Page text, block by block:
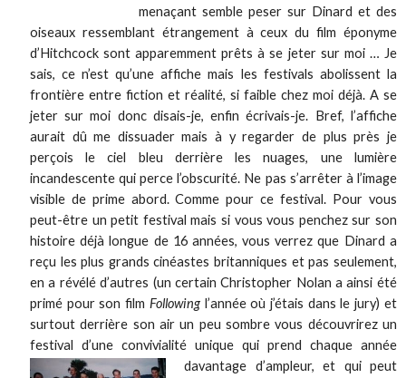
menaçant semble peser sur Dinard et des
oiseaux ressemblant étrangement à ceux du film éponyme
d’Hitchcock sont apparemment prêts à se jeter sur moi … Je
sais, ce n’est qu’une affiche mais les festivals abolissent la
frontière entre fiction et réalité, si faible chez moi déjà. A se
jeter sur moi donc disais-je, enfin écrivais-je. Bref, l’affiche
aurait dû me dissuader mais à y regarder de plus près je
perçois le ciel bleu derrière les nuages, une lumière
incandescente qui perce l’obscurité. Ne pas s’arrêter à l’image
visible de prime abord. Comme pour ce festival. Pour vous
peut-être un petit festival mais si vous vous penchez sur son
histoire déjà longue de 16 années, vous verrez que Dinard a
reçu les plus grands cinéastes britanniques et pas seulement,
en a révélé d’autres (un certain Christopher Nolan a ainsi été
primé pour son film Followingl’année où j’étais dans le jury) et
surtout derrière son air un peu sombre vous découvrirez un
festival d’une convivialité unique qui prend chaque année
davantage d’ampleur,et qui peut